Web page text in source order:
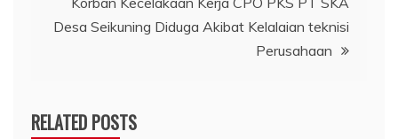
Desa Seikuning Diduga Akibat Kelalaian teknisi
Perusahaan
RELATED POSTS